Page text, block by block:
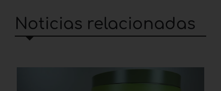
Noticias relacionadas